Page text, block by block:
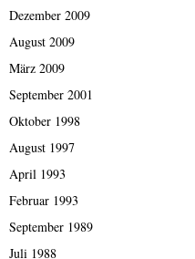
Dezember 2009
August 2009
März 2009
September 2001
Oktober 1998
August 1997
April 1993
Februar 1993
September 1989
Juli 1988